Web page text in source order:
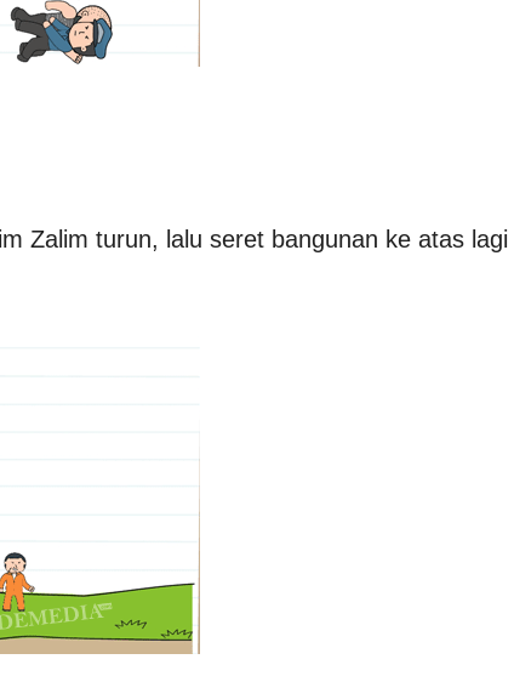
Zalim turun, lalu seret bangunan ke atas lagi